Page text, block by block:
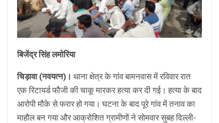
बिजेंद्र सिंह लमोरिया
चिड़ावा (नवयत्न)। थाना क्षेत्र के गांव बामनवास में रविवार रात
एक रिटायर्ड फौजी की चाकू मारकर हत्या कर दी गई। हत्या के बाद
आरोपी मौके से फरार हो गया। घटना के बाद पूरे गांव में तनाव का
माहौल बन गया और आक्रोशित ग्रामीणों ने सोमवार सुबह दिल्ली-